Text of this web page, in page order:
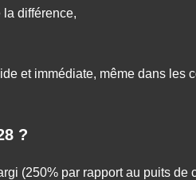
la différence,
et immédiate, même dans les
?
(250% par rapport au puits de